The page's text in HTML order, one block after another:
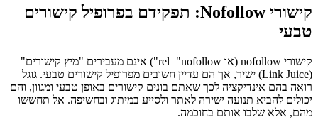
קישורי Nofollow: תפקידם בפרופיל קישורים
טבעי
קישורי nofollow (או rel="nofollow") אינם מעבירים "מיץ קישורים"
(Link Juice) ישיר, אך הם עדיין חשובים מפרופיל קישורים טבעי. גוגל
רואה בהם אינדיקציה לכך שאתם בונים קישורים באופן טבעי ומגוון, והם
יכולים להביא תנועה ישירה לאתר ולסייע במיתוג ובחשיפה. אל תחששו
מהם, אלא שלבו אותם בחוכמה.